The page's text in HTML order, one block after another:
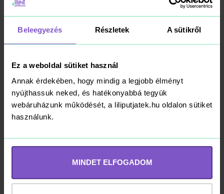
Beleegyezés Részletek A sütikről
Ez a weboldal sütiket használ
Annak érdekében, hogy mindig a legjobb élményt
nyújthassuk neked, és hatékonyabbá tegyük
webáruházunk működését, a liliputjatek.hu oldalon sütiket
használunk.
MINDET ELFOGADOM
Agymenők
kártyacsomag 4-5
3 690 Ft